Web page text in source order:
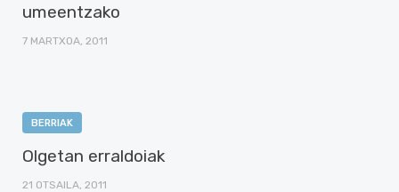
umeentzako
7 MARTXOA, 2011
BERRIAK
Olgetan erraldoiak
21 OTSAILA, 2011